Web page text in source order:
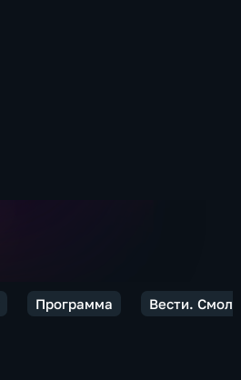
Программа Вести.